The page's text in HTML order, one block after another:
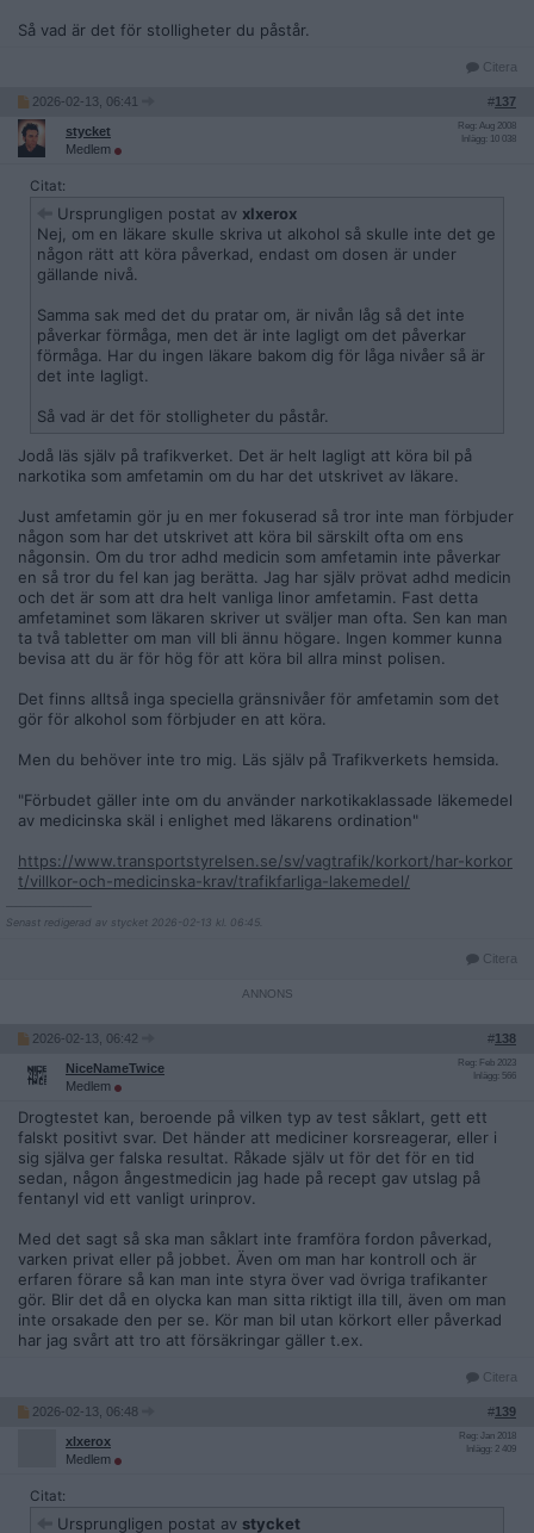
Så vad är det för stolligheter du påstår.
Citera
2026-02-13, 06:41 #137
stycket
Medlem
Reg: Aug 2008
Inlägg: 10 038
Citat:
Ursprungligen postat av xlxerox
Nej, om en läkare skulle skriva ut alkohol så skulle inte det ge
någon rätt att köra påverkad, endast om dosen är under
gällande nivå.
Samma sak med det du pratar om, är nivån låg så det inte
påverkar förmåga, men det är inte lagligt om det påverkar
förmåga. Har du ingen läkare bakom dig för låga nivåer så är
det inte lagligt.
Så vad är det för stolligheter du påstår.
Jodå läs själv på trafikverket. Det är helt lagligt att köra bil på
narkotika som amfetamin om du har det utskrivet av läkare.
Just amfetamin gör ju en mer fokuserad så tror inte man förbjuder
någon som har det utskrivet att köra bil särskilt ofta om ens
någonsin. Om du tror adhd medicin som amfetamin inte påverkar
en så tror du fel kan jag berätta. Jag har själv prövat adhd medicin
och det är som att dra helt vanliga linor amfetamin. Fast detta
amfetaminet som läkaren skriver ut sväljer man ofta. Sen kan man
ta två tabletter om man vill bli ännu högare. Ingen kommer kunna
bevisa att du är för hög för att köra bil allra minst polisen.
Det finns alltså inga speciella gränsnivåer för amfetamin som det
gör för alkohol som förbjuder en att köra.
Men du behöver inte tro mig. Läs själv på Trafikverkets hemsida.
"Förbudet gäller inte om du använder narkotikaklassade läkemedel
av medicinska skäl i enlighet med läkarens ordination"
https://www.transportstyrelsen.se/sv/vagtrafik/korkort/har-korkor
t/villkor-och-medicinska-krav/trafikfarliga-lakemedel/
Senast redigerad av stycket 2026-02-13 kl. 06:45.
Citera
2026-02-13, 06:42 #138
NiceNameTwice
Medlem
Reg: Feb 2023
Inlägg: 566
Drogtestet kan, beroende på vilken typ av test såklart, gett ett
falskt positivt svar. Det händer att mediciner korsreagerar, eller i
sig själva ger falska resultat. Råkade själv ut för det för en tid
sedan, någon ångestmedicin jag hade på recept gav utslag på
fentanyl vid ett vanligt urinprov.
Med det sagt så ska man såklart inte framföra fordon påverkad,
varken privat eller på jobbet. Även om man har kontroll och är
erfaren förare så kan man inte styra över vad övriga trafikanter
gör. Blir det då en olycka kan man sitta riktigt illa till, även om man
inte orsakade den per se. Kör man bil utan körkort eller påverkad
har jag svårt att tro att försäkringar gäller t.ex.
Citera
2026-02-13, 06:48 #139
xlxerox
Medlem
Reg: Jan 2018
Inlägg: 2 409
Citat:
Ursprungligen postat av stycket